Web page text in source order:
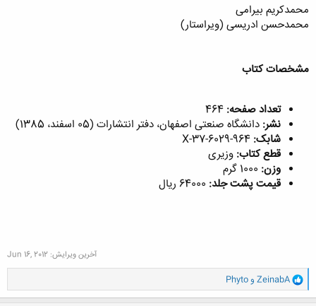
محمدکریم بیرامی
محمدحسن ادریسی (ويراستار)​
مشخصات کتاب
تعداد صفحه:
نشر: دانشگاه صنعتی اصفهان، دفتر انتشارات (05 اسفند، 1385)
شابک:
قطع کتاب: وزیری
وزن:
قیمت پشت جلد: 64000 ریال
آخرین ویرایش: Jun 16, 2012
و
ا
ک
ZeinabA وPhyto